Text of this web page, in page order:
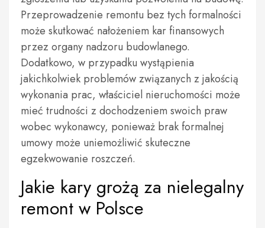
Przeprowadzenie remontu bez tych formalności
może skutkować nałożeniem kar finansowych
przez organy nadzoru budowlanego.
Dodatkowo, w przypadku wystąpienia
jakichkolwiek problemów związanych z jakością
wykonania prac, właściciel nieruchomości może
mieć trudności z dochodzeniem swoich praw
wobec wykonawcy, ponieważ brak formalnej
umowy może uniemożliwić skuteczne
egzekwowanie roszczeń.
Jakie kary grożą za nielegalny
remont w Polsce